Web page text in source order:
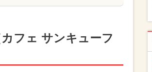
フェ サンキューフ